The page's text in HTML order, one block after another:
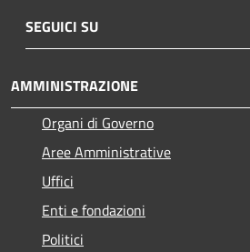
SEGUICI SU
AMMINISTRAZIONE
Organi di Governo
Aree Amministrative
Uffici
Enti e fondazioni
Politici